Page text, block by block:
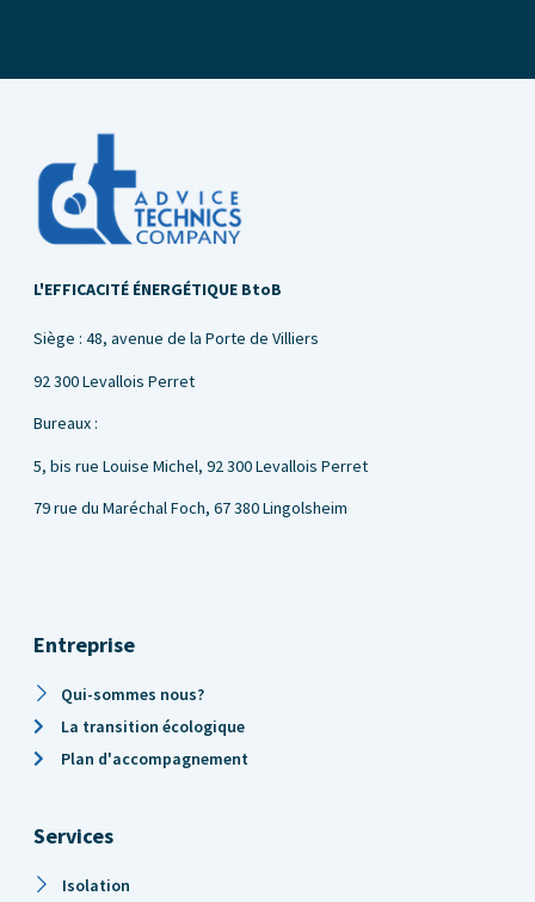
L'EFFICACITÉ ÉNERGÉTIQUE BtoB
Siège : 48, avenue de la Porte de Villiers
92 300 Levallois Perret
Bureaux :
5, bis rue Louise Michel, 92 300 Levallois Perret
79 rue du Maréchal Foch, 67 380 Lingolsheim
Entreprise
Qui-sommes nous?
La transition écologique
Plan d'accompagnement
Services
Isolation